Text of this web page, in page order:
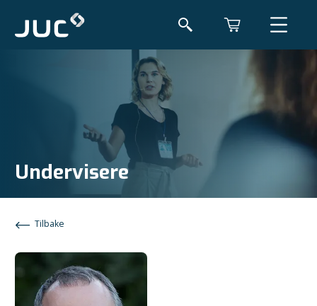
Undervisere
Tilbake